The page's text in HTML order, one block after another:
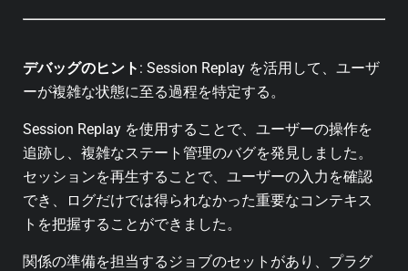
デバッグのヒント : Session Replay を活用して、ユーザ
ーが複雑な状態に至る過程を特定する。
Session Replay を使用することで、ユーザーの操作を
追跡し、複雑なステート管理のバグを発見しました。
セッションを再生することで、ユーザーの入力を確認
でき、ログだけでは得られなかった重要なコンテキス
トを把握することができました。
関係の準備を担当するジョブのセットがあり、プラグ